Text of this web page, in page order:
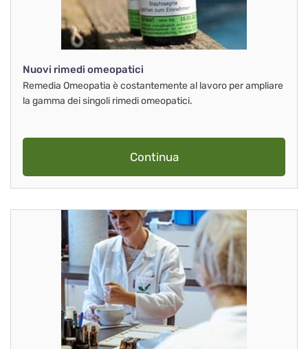
Nuovi rimedi omeopatici
Remedia Omeopatia è costantemente al lavoro per ampliare
la gamma dei singoli rimedi omeopatici.
Continua